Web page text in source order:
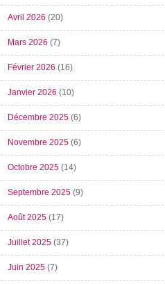
Avril 2026 (20)
Mars 2026 (7)
Février 2026 (16)
Janvier 2026 (10)
Décembre 2025 (6)
Novembre 2025 (6)
Octobre 2025 (14)
Septembre 2025 (9)
Août 2025 (17)
Juillet 2025 (37)
Juin 2025 (7)